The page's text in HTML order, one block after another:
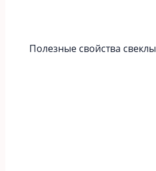
Полезные свойства свеклы